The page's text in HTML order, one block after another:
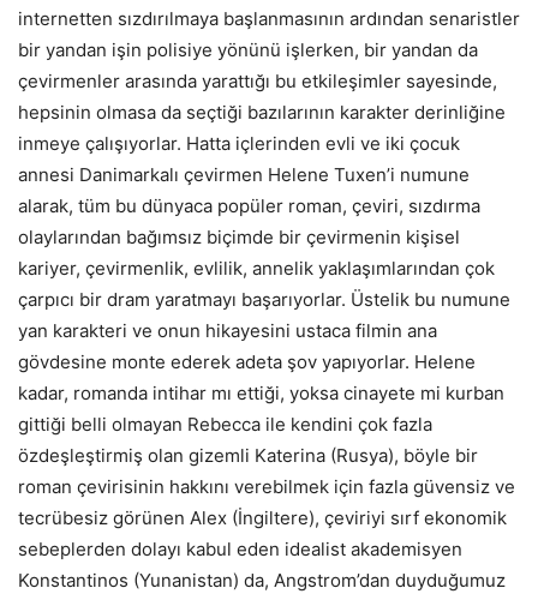
internetten sızdırılmaya başlanmasının ardından senaristler
bir yandan işin polisiye yönünü işlerken, bir yandan da
çevirmenler arasında yarattığı bu etkileşimler sayesinde,
hepsinin olmasa da seçtiği bazılarının karakter derinliğine
inmeye çalışıyorlar. Hatta içlerinden evli ve iki çocuk
annesi Danimarkalı çevirmen Helene Tuxen’i numune
alarak, tüm bu dünyaca popüler roman, çeviri, sızdırma
olaylarından bağımsız biçimde bir çevirmenin kişisel
kariyer, çevirmenlik, evlilik, annelik yaklaşımlarından çok
çarpıcı bir dram yaratmayı başarıyorlar. Üstelik bu numune
yan karakteri ve onun hikayesini ustaca filmin ana
gövdesine monte ederek adeta şov yapıyorlar. Helene
kadar, romanda intihar mı ettiği, yoksa cinayete mi kurban
gittiği belli olmayan Rebecca ile kendini çok fazla
özdeşleştirmiş olan gizemli Katerina (Rusya), böyle bir
roman çevirisinin hakkını verebilmek için fazla güvensiz ve
tecrübesiz görünen Alex (İngiltere), çeviriyi sırf ekonomik
sebeplerden dolayı kabul eden idealist akademisyen
Konstantinos (Yunanistan) da, Angstrom’dan duyduğumuz